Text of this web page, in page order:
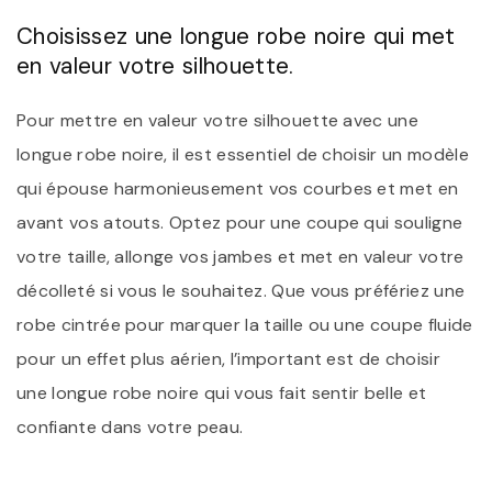
Choisissez une longue robe noire qui met
en valeur votre silhouette.
Pour mettre en valeur votre silhouette avec une
longue robe noire, il est essentiel de choisir un modèle
qui épouse harmonieusement vos courbes et met en
avant vos atouts. Optez pour une coupe qui souligne
votre taille, allonge vos jambes et met en valeur votre
décolleté si vous le souhaitez. Que vous préfériez une
robe cintrée pour marquer la taille ou une coupe fluide
pour un effet plus aérien, l’important est de choisir
une longue robe noire qui vous fait sentir belle et
confiante dans votre peau.